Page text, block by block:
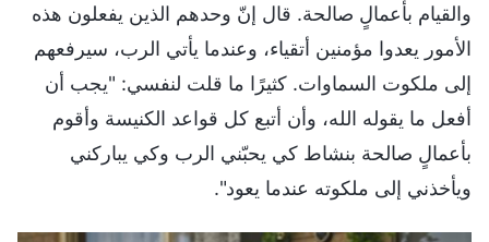
والقيام بأعمالٍ صالحة. قال إنّ وحدهم الذين يفعلون هذه
الأمور يعدوا مؤمنين أتقياء، وعندما يأتي الرب، سيرفعهم
إلى ملكوت السماوات. كثيرًا ما قلت لنفسي: "يجب أن
أفعل ما يقوله الله، وأن أتبع كل قواعد الكنيسة وأقوم
بأعمالٍ صالحة بنشاط كي يحبّني الرب وكي يباركني
ويأخذني إلى ملكوته عندما يعود".